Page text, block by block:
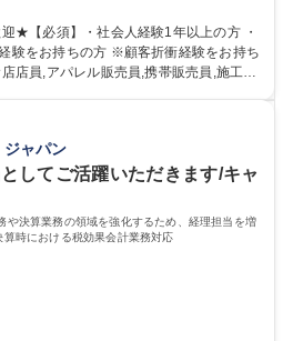
ストアに対して、経営全般に関わる支援
支援業務をお任せします。 【業務
販売数等データ分析、売場確認、発注や
画の作成、従業員教育サポート等がござ
ウンセリングへと繋げていきます。 募
ドバイザー（OFC）/経営全般のカウン
★【必須】・社会人経験1年以上の方 ・
験をお持ちの方 ※顧客折衝経験をお持ち
アを限定して働く制度 ※エリア内転勤
無しになる制度 ・育児や介護等にて、
通自動車
ャパン
してご活躍いただきます/キャ
や決算業務の領域を強化するため、経理担当を増
時における税効果会計業務対応